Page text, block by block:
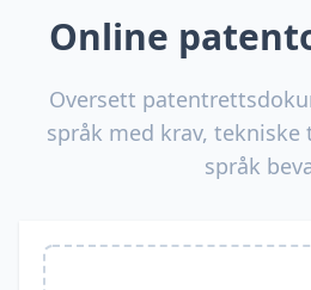
Online
Oversett
språk med krav,
språk